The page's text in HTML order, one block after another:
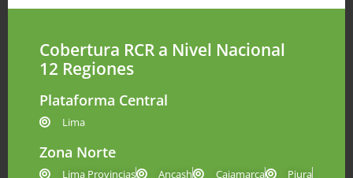
Cobertura RCR a Nivel Nacional
12 Regiones
Plataforma Central
Lima
Zona Norte
Lima Provincias Ancash Cajamarca Piura